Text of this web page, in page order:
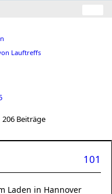
Lauftreffs
206 Beiträge
101
Laden in Hannover